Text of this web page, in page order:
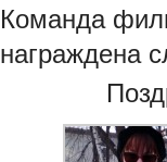
Команда
награждена